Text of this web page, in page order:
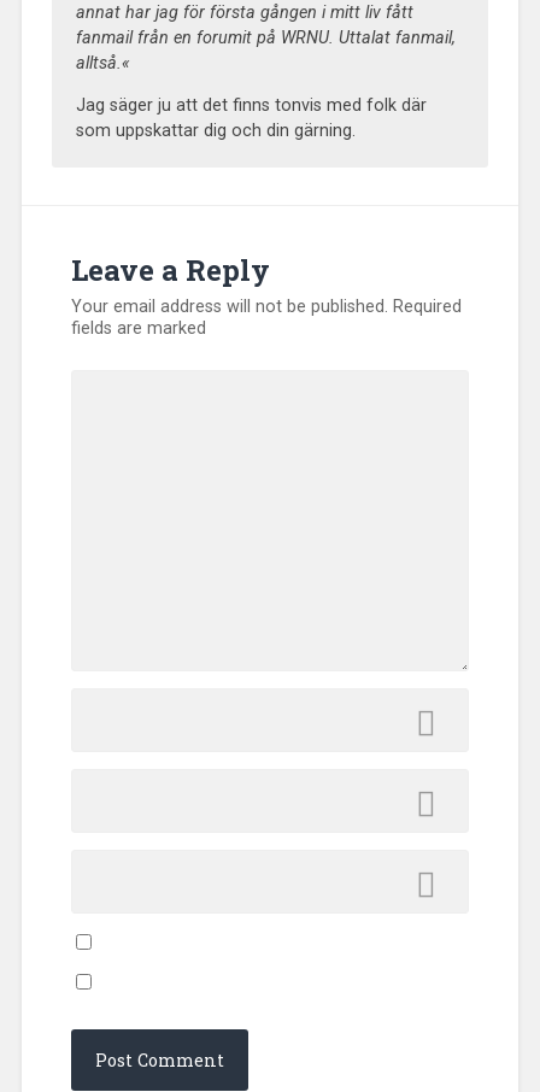
annat har jag för första gången i mitt liv fått
fanmail från en forumit på WRNU. Uttalat fanmail,
alltså.«
Jag säger ju att det finns tonvis med folk där
som uppskattar dig och din gärning.
Leave a Reply
Your email address will not be published. Required
fields are marked